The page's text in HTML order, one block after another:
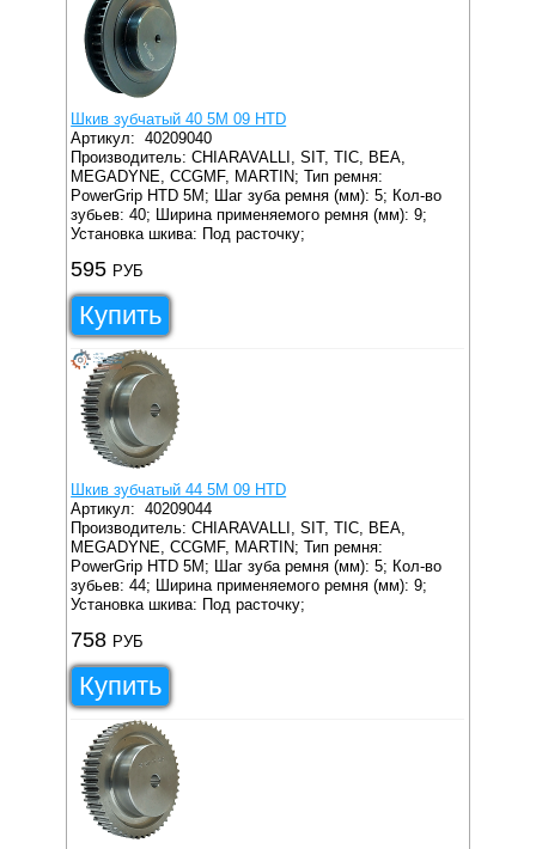
Шкив зубчатый 40 5M 09 HTD
Артикул:40209040
Производитель: CHIARAVALLI, SIT, TIC, BEA,
MEGADYNE, CCGMF, MARTIN; Тип ремня:
PowerGrip HTD 5M; Шаг зуба ремня (мм): 5; Кол-во
зубьев: 40; Ширина применяемого ремня (мм): 9;
Установка шкива: Под расточку;
595 РУБ
Купить
Шкив зубчатый 44 5M 09 HTD
Артикул:40209044
Производитель: CHIARAVALLI, SIT, TIC, BEA,
MEGADYNE, CCGMF, MARTIN; Тип ремня:
PowerGrip HTD 5M; Шаг зуба ремня (мм): 5; Кол-во
зубьев: 44; Ширина применяемого ремня (мм): 9;
Установка шкива: Под расточку;
758 РУБ
Купить